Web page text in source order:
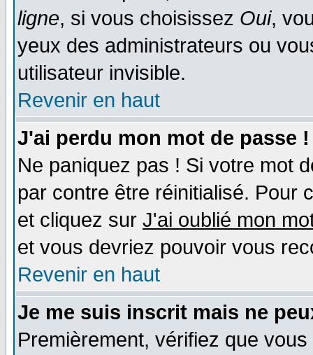
ligne, si vous choisissez Oui,
yeux des administrateurs ou
utilisateur invisible.
Revenir en haut
J'ai perdu mon mot de passe !
Ne paniquez pas ! Si votre mot
par contre être réinitialisé. Pour
et cliquez sur J'ai oublié mon
et vous devriez pouvoir vous
Revenir en haut
Je me suis inscrit mais ne
Premièrement, vérifiez que